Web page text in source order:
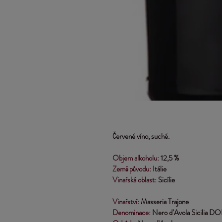
Červené víno, suché.
Objem alkoholu: 12,5 %
Země původu: Itálie
Vinařská oblast: Sicílie
Vinařství: Masseria Trajone
Denominace: Nero d’Avola Sicilia